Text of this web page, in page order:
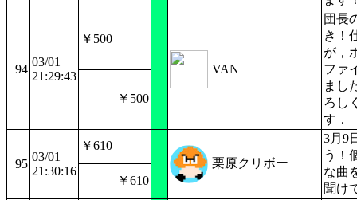
94
03/01
21:29:43
￥500
VAN
団長
き！
が，
ファ
まし
ろし
す．
￥500
95
03/01
21:30:16
￥610
栗原クリボー
3月9
う！
な曲
聞け
￥610